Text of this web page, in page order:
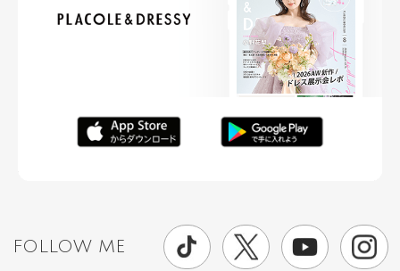
FOLLOW ME